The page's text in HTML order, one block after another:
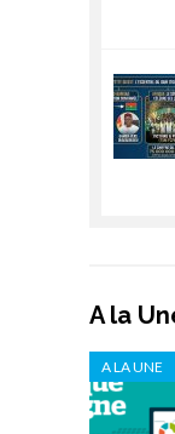
A la
A LA UNE